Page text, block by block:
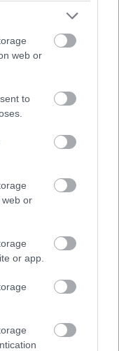
web or
to
web or
or app.
mozgást az új
#okostelefon